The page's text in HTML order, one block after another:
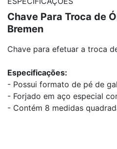
Chave Para Troca de
Bremen
Chave para efetuar a troca
Especificações:
- Possui formato de pé de
- Forjado em aço especial
- Contém 8 medidas